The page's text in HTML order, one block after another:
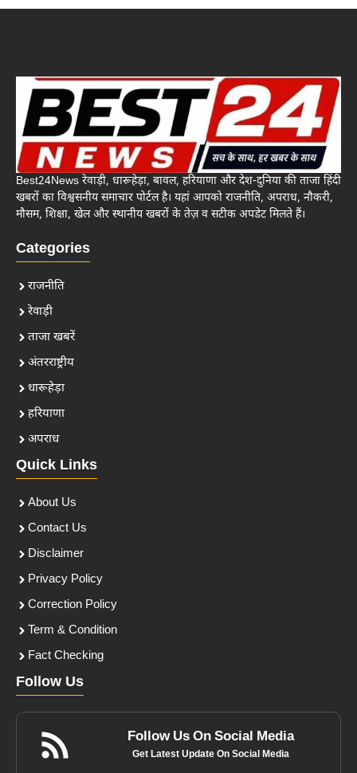
Best24News रेवाड़ी, धारूहेड़ा, बावल, हरियाणा और देश-दुनिया की ताजा हिंदी
खबरों का विश्वसनीय समाचार पोर्टल है। यहां आपको राजनीति, अपराध, नौकरी,
मौसम, शिक्षा, खेल और स्थानीय खबरों के तेज़ व सटीक अपडेट मिलते हैं।
Categories
राजनीति
रेवाड़ी
ताजा खबरें
अंतरराष्ट्रीय
धारूहेड़ा
हरियाणा
अपराध
Quick Links
About Us
Contact Us
Disclaimer
Privacy Policy
Correction Policy
Term & Condition
Fact Checking
Follow Us
Follow Us On Social Media
Get Latest Update On Social Media